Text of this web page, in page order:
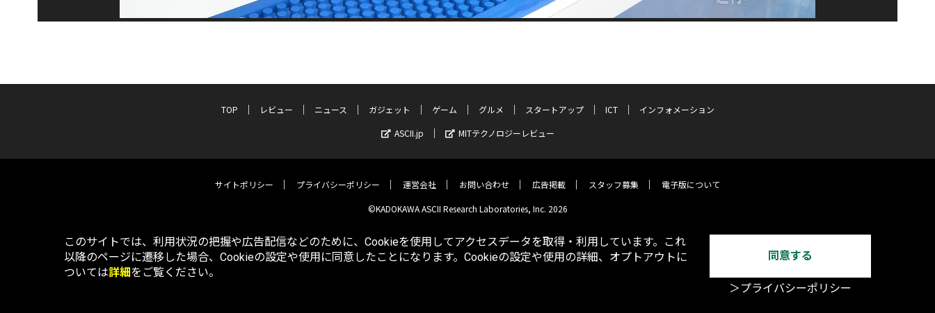
TOP レビュー ニュース ガジェット ゲーム グルメ スタートアップ ICT
インフォメーション
ASCII.jp
MITテクノロジーレビュー
サイトポリシー プライバシーポリシー 運営会社 お問い合わせ 広告掲載 スタッフ募集 電子版について
©KADOKAWA ASCII Research Laboratories, Inc. 2026
このサイトでは、利用状況の把握や広告配信などのために、Cookieを使用してアクセスデータを取得・利用しています。これ
以降のページに遷移した場合、Cookieの設定や使用に同意したことになります。Cookieの設定や使用の詳細、オプトアウトに
ついては詳細をご覧ください。
同意する
＞プライバシーポリシー